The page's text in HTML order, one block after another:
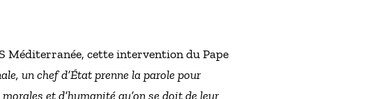
Méditerranée, cette intervention du Pape
un chef d’État prenne la parole pour
et d’humanité qu’on se doit de leur